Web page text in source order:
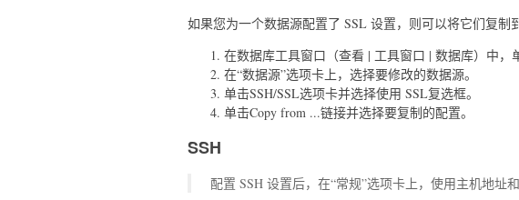
如果您为一个数据源配置了 SSL 设置，则可以将它们复制
在数据库工具窗口（查看 | 工具窗口 | 数据库）中，
在“数据源”选项卡上，选择要修改的数据源。
单击SSH/SSL选项卡并选择使用 SSL复选框。
单击Copy from ...链接并选择要复制的配置。
SSH
配置 SSH 设置后，在“常规”选项卡上，使用主机地址